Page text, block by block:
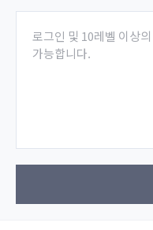
로그인 및 10레벨 이상
가능합니다.